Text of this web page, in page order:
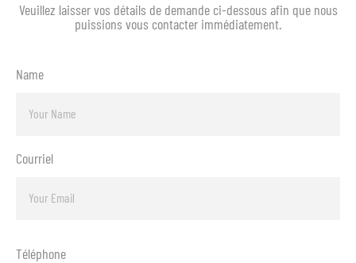
Veuillez laisser vos détails de demande ci-dessous afin que nous
puissions vous contacter immédiatement.
Name
Courriel
Téléphone